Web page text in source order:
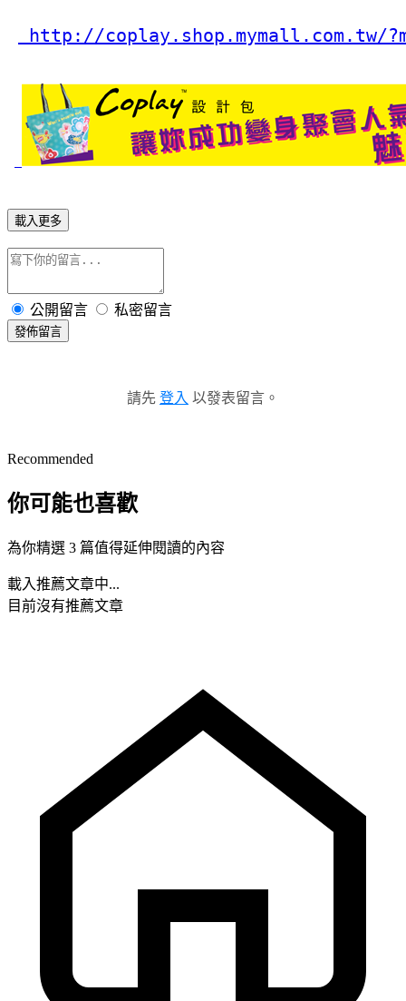
http://coplay.shop.mymall.com.tw/
載入更多
公開留言 私密留言
發佈留言
請先 登入 以發表留言。
Recommended
你可能也喜歡
為你精選 3 篇值得延伸閱讀的內容
載入推薦文章中...
目前沒有推薦文章